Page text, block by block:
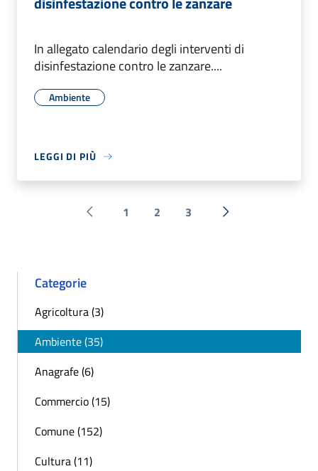
In allegato calendario degli interventi di
disinfestazione contro le zanzare....
Ambiente
LEGGI DI PIÙ
Pagina precedente
1 2 3 Successiva »
Categorie
Agricoltura (3)
Ambiente (35)
Anagrafe (6)
Commercio (15)
Comune (152)
Cultura (11)